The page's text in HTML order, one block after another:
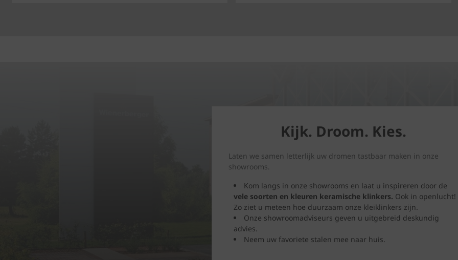
Kijk. Droom. Kies.
Laten we samen letterlijk uw dromen tastbaar maken in onze
showrooms.
Kom langs in onze showrooms en laat u inspireren door de
vele soorten en kleuren keramische klinkers. Ook in openlucht!
Zo ziet u meteen hoe duurzaam onze kleiklinkers zijn.
Onze showroomadviseurs geven u uitgebreid deskundig
advies.
Neem uw favoriete stalen mee naar huis.